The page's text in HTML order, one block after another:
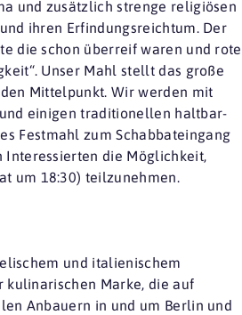
und zusätzlich strenge religiösen
ihren Erfindungsreichtum. Der
die schon überreif waren und rote
Unser Mahl stellt das große
Mittelpunkt. Wir werden mit
einigen traditionellen haltbar-
Festmahl zum Schabbateingang
Interessierten die Möglichkeit,
um 18:30) teilzunehmen.
und italienischem
kulinarischen Marke, die auf
Anbauern in und um Berlin und